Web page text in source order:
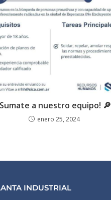
a nuestro equipo! 🔎
enero 25, 2024
INDUSTRIAL